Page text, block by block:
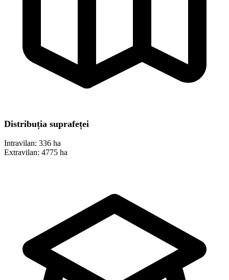
Distribuția suprafeței
Intravilan: 336 ha
Extravilan: 4775 ha